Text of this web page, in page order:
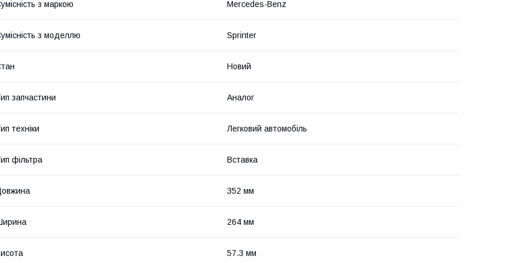
з маркою Mercedes-Benz
з моделлю Sprinter
Новий
запчастини Аналог
техніки Легковий автомобіль
фільтра Вставка
352 мм
264 мм
57.3 мм